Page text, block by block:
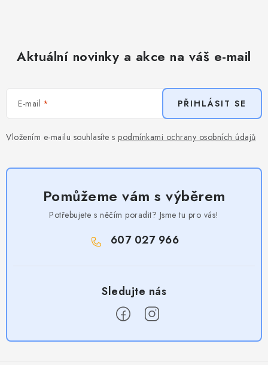
Aktuální novinky a akce na váš e-mail
E-mail
Vložením e-mailu souhlasíte s podmínkami ochrany osobních údajů
PŘIHLÁSIT SE
Pomůžeme vám s výběrem
Potřebujete s něčím poradit? Jsme tu pro vás!
607 027 966